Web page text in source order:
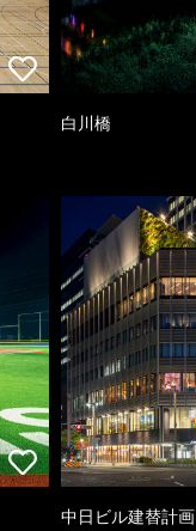
白川橋
中日ビル建替計画